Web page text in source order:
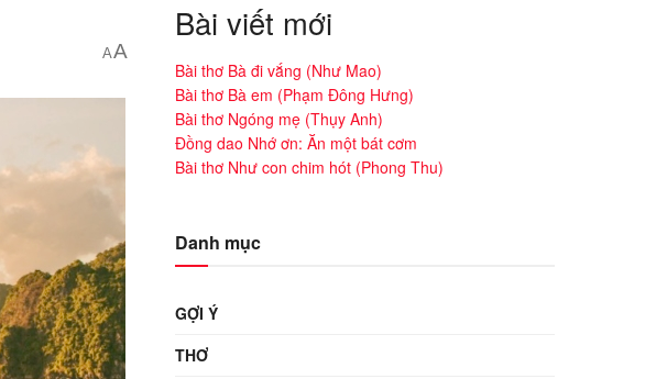
AA
Bài viết mới
Bài thơ Bà đi vắng (Như Mao)
Bài thơ Bà em (Phạm Đông Hưng)
Bài thơ Ngóng mẹ (Thụy Anh)
Đồng dao Nhớ ơn: Ăn một bát cơm
Bài thơ Như con chim hót (Phong Thu)
Danh mục
GỢI Ý
THƠ